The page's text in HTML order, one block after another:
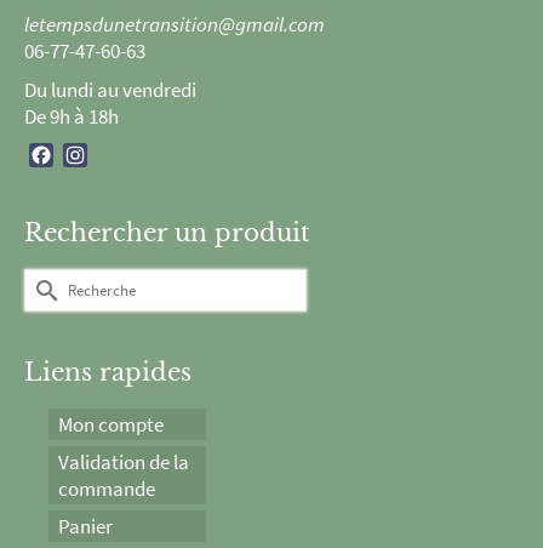
letempsdunetransition@gmail.com
06-77-47-60-63
Du lundi au vendredi
De 9h à 18h
Facebook
Rechercher un produit
Rechercher :
Liens rapides
Mon compte
Validation de la
commande
Panier